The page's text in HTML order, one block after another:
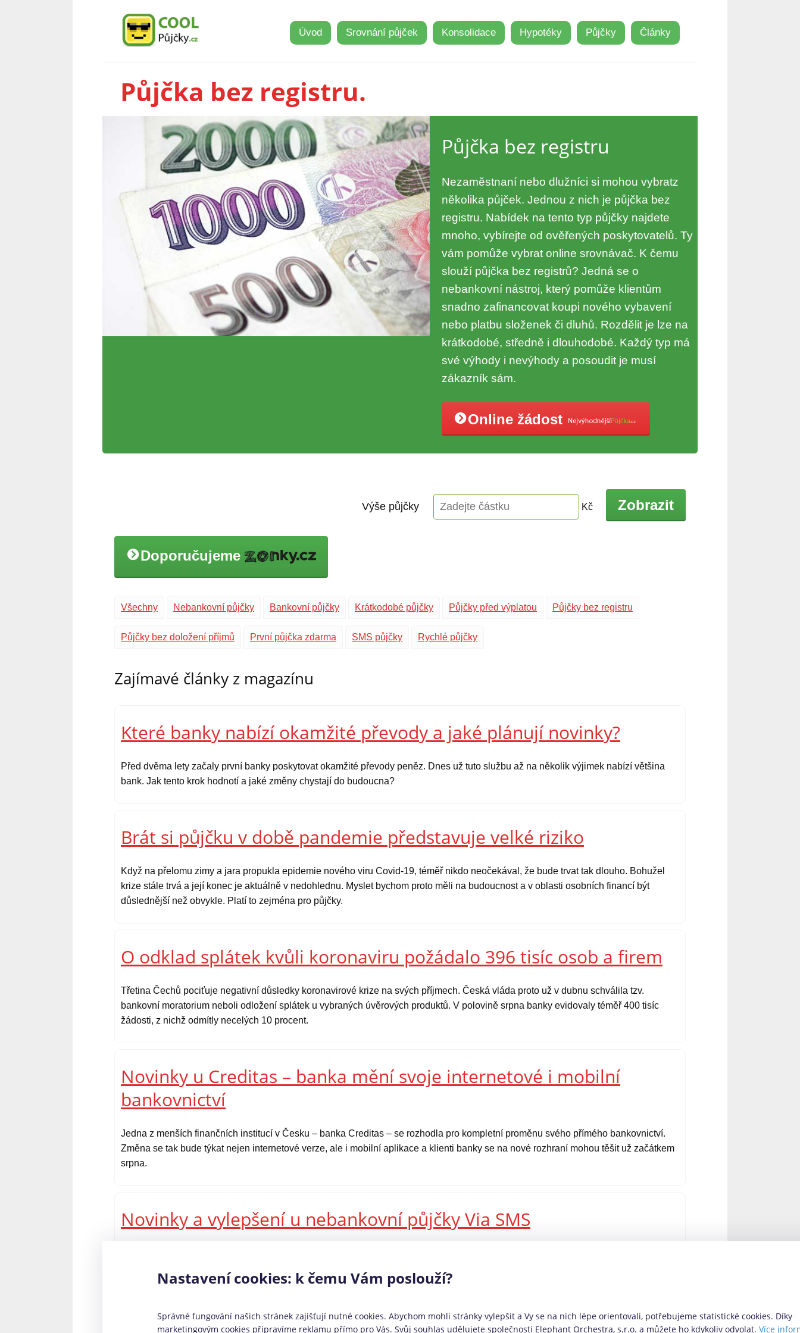
Úvod Srovnání půjček Konsolidace Hypotéky Půjčky Články
Půjčka bez registru.
Půjčka bez registru
Nezaměstnaní nebo dlužníci si mohou vybratz
několika půjček. Jednou z nich je půjčka bez
registru. Nabídek na tento typ půjčky najdete
mnoho, vybírejte od ověřených poskytovatelů. Ty
vám pomůže vybrat online srovnávač. K čemu
slouží půjčka bez registrů? Jedná se o
nebankovní nástroj, který pomůže klientům
snadno zafinancovat koupi nového vybavení
nebo platbu složenek či dluhů. Rozdělit je lze na
krátkodobé, středně i dlouhodobé. Každý typ má
své výhody i nevýhody a posoudit je musí
zákazník sám.
Online žádost
Výše půjčky Kč Zobrazit
Doporučujeme
Všechny Nebankovní půjčky Bankovní půjčky Krátkodobé půjčky Půjčky před výplatou Půjčky bez registru
Půjčky bez doložení příjmů První půjčka zdarma SMS půjčky Rychlé půjčky
Zajímavé články z magazínu
Které banky nabízí okamžité převody a jaké plánují novinky?
Před dvěma lety začaly první banky poskytovat okamžité převody peněz. Dnes už tuto službu až na několik výjimek nabízí většina
bank. Jak tento krok hodnotí a jaké změny chystají do budoucna?
Brát si půjčku v době pandemie představuje velké riziko
Když na přelomu zimy a jara propukla epidemie nového viru Covid-19, téměř nikdo neočekával, že bude trvat tak dlouho. Bohužel
krize stále trvá a její konec je aktuálně v nedohlednu. Myslet bychom proto měli na budoucnost a v oblasti osobních financí být
důslednější než obvykle. Platí to zejména pro půjčky.
O odklad splátek kvůli koronaviru požádalo 396 tisíc osob a firem
Třetina Čechů pociťuje negativní důsledky koronavirové krize na svých příjmech. Česká vláda proto už v dubnu schválila tzv.
bankovní moratorium neboli odložení splátek u vybraných úvěrových produktů. V polovině srpna banky evidovaly téměř 400 tisíc
žádosti, z nichž odmítly necelých 10 procent.
Novinky u Creditas – banka mění svoje internetové i mobilní
bankovnictví
Jedna z menších finančních institucí v Česku – banka Creditas – se rozhodla pro kompletní proměnu svého přímého bankovnictví.
Změna se tak bude týkat nejen internetové verze, ale i mobilní aplikace a klienti banky se na nové rozhraní mohou těšit už začátkem
srpna.
Novinky a vylepšení u nebankovní půjčky Via SMS
kteří potřebují půjčit vyšší částku nebo preferují větší volnost při způsobu splácení. Jaké konkrétní novinky si pro nás provozovatel
Nastavení cookies: k čemu Vám poslouží?
Správné fungování našich stránek zajišťují nutné cookies. Abychom mohli stránky vylepšit a Vy se na nich lépe orientovali, potřebujeme statistické cookies. Díky
marketingovým cookies připravíme reklamu přímo pro Vás. Svůj souhlas udělujete společnosti Elephant Orchestra, s.r.o. a můžete ho kdykoliv odvolat. Více